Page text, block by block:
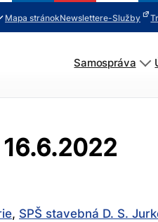
Mapa stránokNewslettere-Služby
Samospráva
, SPŠ stavebná D. S.